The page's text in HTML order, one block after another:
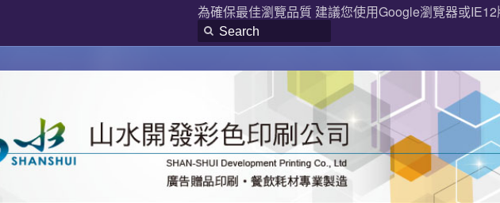
為確保最佳瀏覽品質 建議您使用Google瀏覽器或